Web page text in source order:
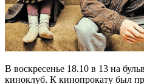
В воскресенье 18.10 в 13 на
киноклуб. К кинопрокату был